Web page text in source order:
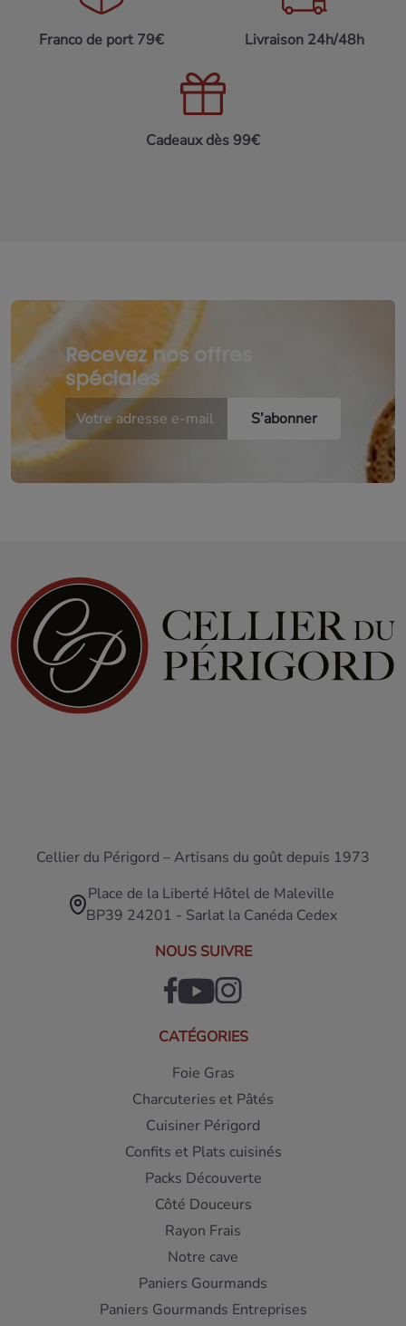
Franco de port 79€ Livraison 24h/48h
Cadeaux dès 99€
Recevez nos offres
spéciales
Cellier du Périgord – Artisans du goût depuis 1973
Place de la Liberté Hôtel de Maleville
BP39 24201 - Sarlat la Canéda Cedex
NOUS SUIVRE
CATÉGORIES
Foie Gras
Charcuteries et Pâtés
Cuisiner Périgord
Confits et Plats cuisinés
Packs Découverte
Côté Douceurs
Rayon Frais
Notre cave
Paniers Gourmands
Paniers Gourmands Entreprises